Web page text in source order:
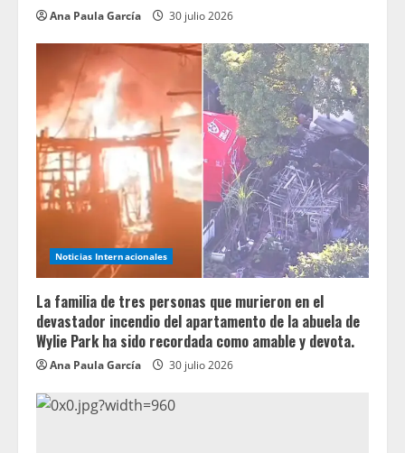
Ana Paula García 30 julio 2026
Noticias Internacionales
La familia de tres personas que murieron en el
devastador incendio del apartamento de la abuela de
Wylie Park ha sido recordada como amable y devota.
Ana Paula García 30 julio 2026